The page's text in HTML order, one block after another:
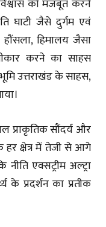
को मजबूत करने
घाटी जैसे दुर्गम एवं
हिमालय जैसा
करने का साहस
उत्तराखंड के साहस,
प्राकृतिक सौंदर्य और
हर क्षेत्र में तेजी से आगे
एक्सट्रीम अल्ट्रा
के प्रदर्शन का प्रतीक